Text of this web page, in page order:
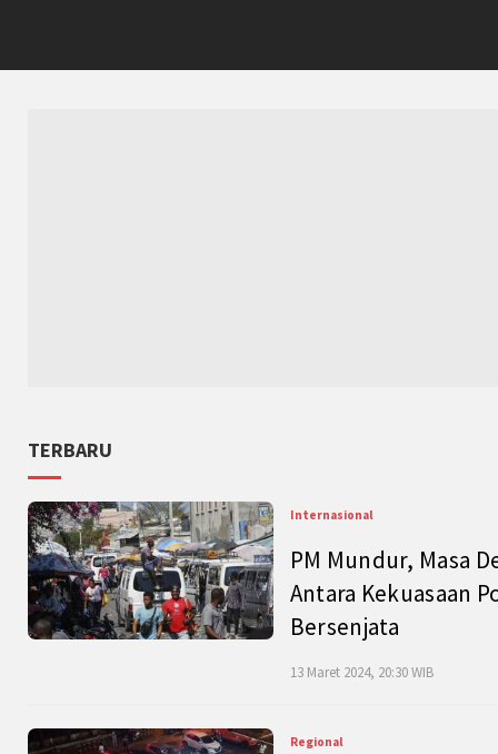
TERBARU
Internasional
PM Mundur, Masa
Antara Kekuasaan
Bersenjata
13 Maret 2024, 20:30 WIB
Regional